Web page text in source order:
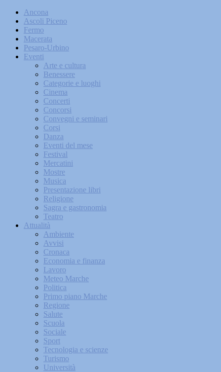
Ancona
Ascoli Piceno
Fermo
Macerata
Pesaro-Urbino
Eventi
Arte e cultura
Benessere
Categorie e luoghi
Cinema
Concerti
Concorsi
Convegni e seminari
Corsi
Danza
Eventi del mese
Festival
Mercatini
Mostre
Musica
Presentazione libri
Religione
Sagra e gastronomia
Teatro
Attualità
Ambiente
Avvisi
Cronaca
Economia e finanza
Lavoro
Meteo Marche
Politica
Primo piano Marche
Regione
Salute
Scuola
Sociale
Sport
Tecnologia e scienze
Turismo
Università